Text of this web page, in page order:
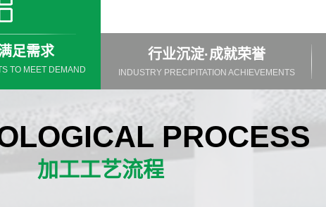
足需求
TO MEET DEMAND
行业沉淀·成就荣誉
INDUSTRY PRECIPITATION ACHIEVEMENTS
PROCESS
加工工艺流程